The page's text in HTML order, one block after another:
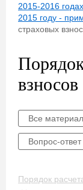
2015-2016 годах
2015 году -
страховых
Все
Вопрос-ответ
Порядок